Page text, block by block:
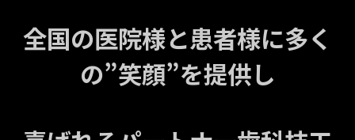
全国の医院様と患者様に多く
の”笑顔”を提供し